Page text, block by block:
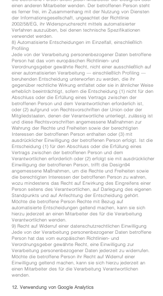
einen anderen Mitarbeiter wenden. Der betroffenen Person steht
es ferner frei, im Zusammenhang mit der Nutzung von Diensten
der Informationsgesellschaft, ungeachtet der Richtlinie
2002/58/EG, ihr Widerspruchsrecht mittels automatisierter
Verfahren auszuüben, bei denen technische Spezifikationen
verwendet werden.
8) Automatisierte Entscheidungen im Einzelfall, einschließlich
Profiling
Jede von der Verarbeitung personenbezogener Daten betroffene
Person hat das vom europäischen Richtlinien- und
Verordnungsgeber gewährte Recht, nicht einer ausschließlich auf
einer automatisierten Verarbeitung — einschließlich Profiling —
beruhenden Entscheidung unterworfen zu werden, die ihr
gegenüber rechtliche Wirkung entfaltet oder sie in ähnlicher Weise
erheblich beeinträchtigt, sofern die Entscheidung (1) nicht für den
Abschluss oder die Erfüllung eines Vertrags zwischen der
betroffenen Person und dem Verantwortlichen erforderlich ist,
oder (2) aufgrund von Rechtsvorschriften der Union oder der
Mitgliedstaaten, denen der Verantwortliche unterliegt, zulässig ist
und diese Rechtsvorschriften angemessene Maßnahmen zur
Wahrung der Rechte und Freiheiten sowie der berechtigten
Interessen der betroffenen Person enthalten oder (3) mit
ausdrücklicher Einwilligung der betroffenen Person erfolgt. Ist die
Entscheidung (1) für den Abschluss oder die Erfüllung eines
Vertrags zwischen der betroffenen Person und dem
Verantwortlichen erforderlich oder (2) erfolgt sie mit ausdrücklicher
Einwilligung der betroffenen Person, trifft die Design94
angemessene Maßnahmen, um die Rechte und Freiheiten sowie
die berechtigten Interessen der betroffenen Person zu wahren,
wozu mindestens das Recht auf Erwirkung des Eingreifens einer
Person seitens des Verantwortlichen, auf Darlegung des eigenen
Standpunkts und auf Anfechtung der Entscheidung gehört.
Möchte die betroffene Person Rechte mit Bezug auf
automatisierte Entscheidungen geltend machen, kann sie sich
hierzu jederzeit an einen Mitarbeiter des für die Verarbeitung
Verantwortlichen wenden.
9) Recht auf Widerruf einer datenschutzrechtlichen Einwilligung
Jede von der Verarbeitung personenbezogener Daten betroffene
Person hat das vom europäischen Richtlinien- und
Verordnungsgeber gewährte Recht, eine Einwilligung zur
Verarbeitung personenbezogener Daten jederzeit zu widerrufen.
Möchte die betroffene Person ihr Recht auf Widerruf einer
Einwilligung geltend machen, kann sie sich hierzu jederzeit an
einen Mitarbeiter des für die Verarbeitung Verantwortlichen
wenden.
12. Verwendung von Google Analytics